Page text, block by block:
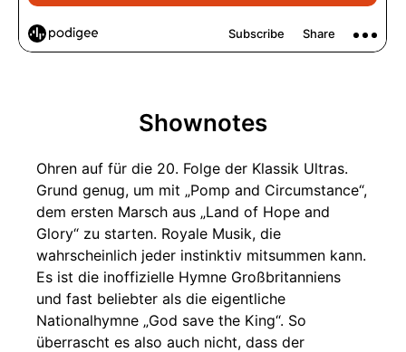
Shownotes
Ohren auf für die 20. Folge der Klassik Ultras.
Grund genug, um mit „Pomp and Circumstance“,
dem ersten Marsch aus „Land of Hope and
Glory“ zu starten. Royale Musik, die
wahrscheinlich jeder instinktiv mitsummen kann.
Es ist die inoffizielle Hymne Großbritanniens
und fast beliebter als die eigentliche
Nationalhymne „God save the King“. So
überrascht es also auch nicht, dass der